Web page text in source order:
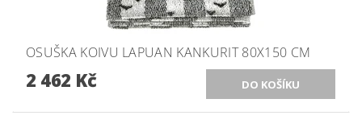
OSUŠKA KOIVU LAPUAN KANKURIT 80X150 CM
2 462 Kč